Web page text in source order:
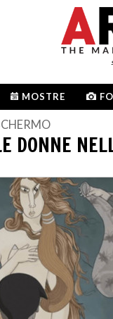
MOSTRE
DONNE